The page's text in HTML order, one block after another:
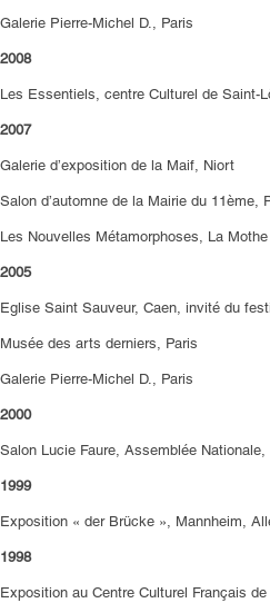
Galerie Pierre-Michel D., Paris
2008
Les Essentiels, centre Culturel de Saint-
2007
Galerie d’exposition de la Maif, Niort
Salon d’automne de la Mairie du 11ème,
Les Nouvelles Métamorphoses, La
2005
Eglise Saint Sauveur, Caen, invité du
Musée des arts derniers, Paris
Galerie Pierre-Michel D., Paris
2000
Salon Lucie Faure, Assemblée Nationale,
1999
Exposition « der Brücke », Mannheim,
1998
Exposition au Centre Culturel Français